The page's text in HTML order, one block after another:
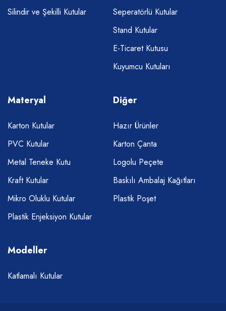
Silindir ve Şekilli Kutular
Seperatörlü Kutular
Stand Kutular
E-Ticaret Kutusu
Kuyumcu Kutuları
Materyal
Karton Kutular
PVC Kutular
Metal Teneke Kutu
Kraft Kutular
Mikro Oluklu Kutular
Plastik Enjeksiyon Kutular
Diğer
Hazır Ürünler
Karton Çanta
Logolu Peçete
Baskılı Ambalaj Kağıtları
Plastik Poşet
Modeller
Katlamalı Kutular